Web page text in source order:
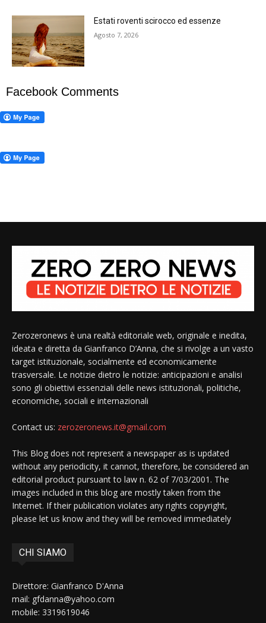
Estati roventi scirocco ed essenze
Agosto 7, 2026
Facebook Comments
Zerozeronews è una realtà editoriale web, originale e inedita,
ideata e diretta da Gianfranco D’Anna, che si rivolge a un vasto
target istituzionale, socialmente ed economicamente
trasversale. Le notizie dietro le notizie: anticipazioni e analisi
sono gli obiettivi essenziali delle news istituzionali, politiche,
economiche, sociali e internazionali
Contact us: zerozeronews.it@gmail.com
This Blog does not represent a newspaper as is updated
without any periodicity, it cannot, therefore, be considered an
editorial product pursuant to law n. 62 of 7/03/2001. The
images included in this blog are mostly taken from the
Internet. If their publication violates any rights copyright,
please let us know and they will be removed immediately
CHI SIAMO
Direttore: Gianfranco D'Anna
mail: gfdanna@yahoo.com
mobile: 3319619046